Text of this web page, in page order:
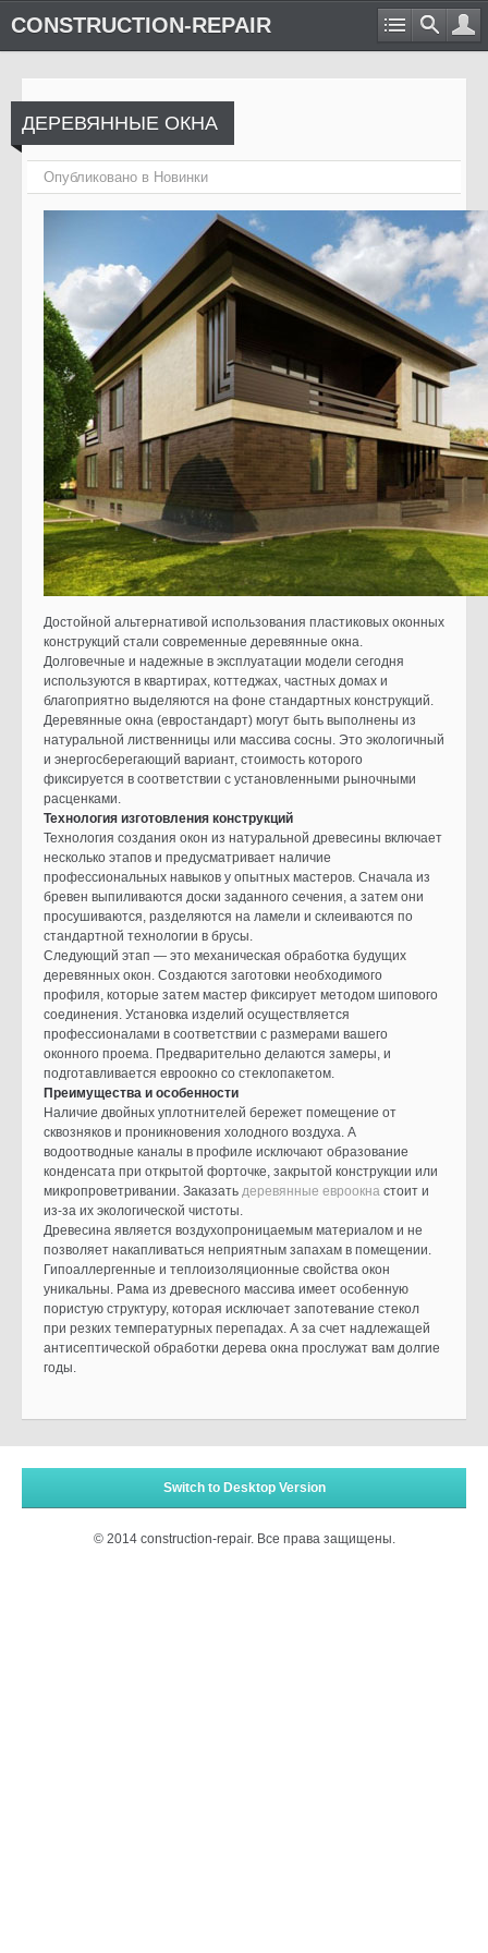
CONSTRUCTION-REPAIR
ДЕРЕВЯННЫЕ ОКНА
Опубликовано в Новинки
Достойной альтернативой использования пластиковых оконных
конструкций стали современные деревянные окна.
Долговечные и надежные в эксплуатации модели сегодня
используются в квартирах, коттеджах, частных домах и
благоприятно выделяются на фоне стандартных конструкций.
Деревянные окна (евростандарт) могут быть выполнены из
натуральной лиственницы или массива сосны. Это экологичный
и энергосберегающий вариант, стоимость которого
фиксируется в соответствии с установленными рыночными
расценками.
Технология изготовления конструкций
Технология создания окон из натуральной древесины включает
несколько этапов и предусматривает наличие
профессиональных навыков у опытных мастеров. Сначала из
бревен выпиливаются доски заданного сечения, а затем они
просушиваются, разделяются на ламели и склеиваются по
стандартной технологии в брусы.
Следующий этап — это механическая обработка будущих
деревянных окон. Создаются заготовки необходимого
профиля, которые затем мастер фиксирует методом шипового
соединения. Установка изделий осуществляется
профессионалами в соответствии с размерами вашего
оконного проема. Предварительно делаются замеры, и
подготавливается евроокно со стеклопакетом.
Преимущества и особенности
Наличие двойных уплотнителей бережет помещение от
сквозняков и проникновения холодного воздуха. А
водоотводные каналы в профиле исключают образование
конденсата при открытой форточке, закрытой конструкции или
микропроветривании. Заказать деревянные евроокна стоит и
из-за их экологической чистоты.
Древесина является воздухопроницаемым материалом и не
позволяет накапливаться неприятным запахам в помещении.
Гипоаллергенные и теплоизоляционные свойства окон
уникальны. Рама из древесного массива имеет особенную
пористую структуру, которая исключает запотевание стекол
при резких температурных перепадах. А за счет надлежащей
антисептической обработки дерева окна прослужат вам долгие
годы.
Switch to Desktop Version
© 2014 construction-repair. Все права защищены.